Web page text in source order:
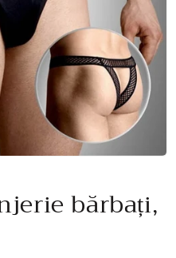
bărbați,